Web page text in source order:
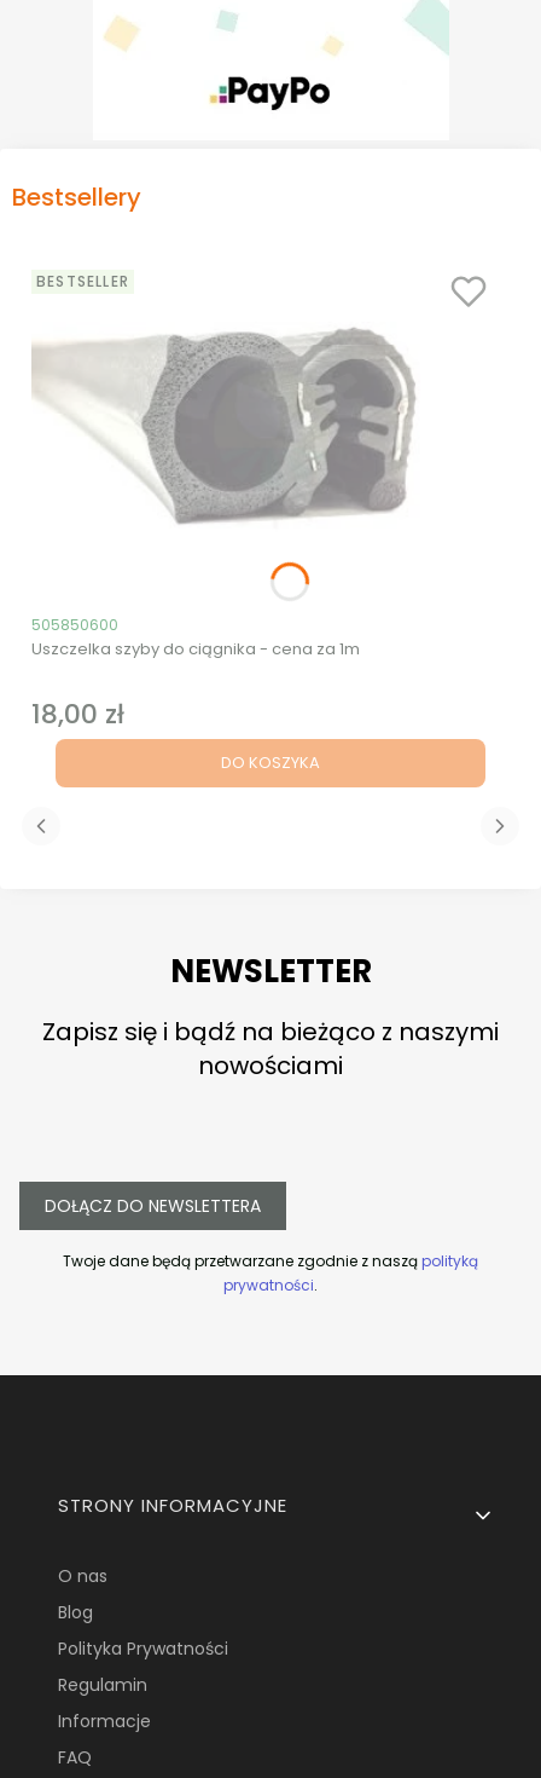
Bestsellery
BESTSELLER
Kod produktu
505850600
Uszczelka szyby do ciągnika - cena za 1m
Cena
18,00 zł
DO KOSZYKA
NEWSLETTER
Zapisz się i bądź na bieżąco z naszymi
nowościami
DOŁĄCZ DO NEWSLETTERA
Twoje dane będą przetwarzane zgodnie z nasząpolityką
prywatności.
Linki w stopce
STRONY INFORMACYJNE
O nas
Blog
Polityka Prywatności
Regulamin
Informacje
FAQ